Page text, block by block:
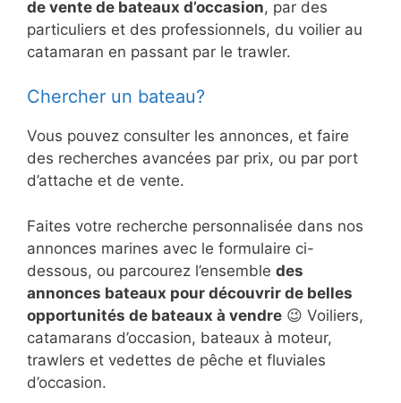
de vente de bateaux d’occasion, par des
particuliers et des professionnels, du voilier au
catamaran en passant par le trawler.
Chercher un bateau?
Vous pouvez consulter les annonces, et faire
des recherches avancées par prix, ou par port
d’attache et de vente.
Faites votre recherche personnalisée dans nos
annonces marines avec le formulaire ci-
dessous, ou parcourez l’ensemble des
annonces bateaux pour découvrir de belles
opportunités de bateaux à vendre 😉 Voiliers,
catamarans d’occasion, bateaux à moteur,
trawlers et vedettes de pêche et fluviales
d’occasion.